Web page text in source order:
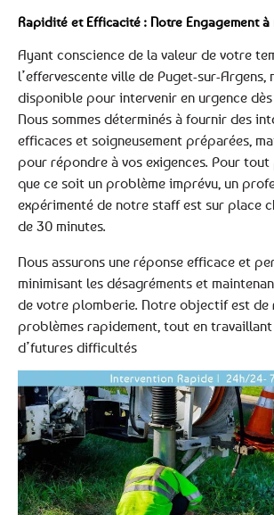
Rapidité et Efficacité : Notre Engagement à
Ayant conscience de la valeur de votre
l’effervescente ville de Puget-sur-
disponible pour intervenir en urgence dès
Nous sommes déterminés à fournir des
efficaces et soigneusement préparées,
pour répondre à vos exigences. Pour
que ce soit un problème imprévu, un
expérimenté de notre staff est sur place
de 30 minutes.
Nous assurons une réponse efficace et
minimisant les désagréments et
de votre plomberie. Notre objectif est de
problèmes rapidement, tout en
d’futures difficultés